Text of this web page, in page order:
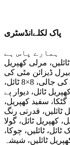
پاک لکلےانڈسٹری
ہمارے پاس ہے
مرلی کھپریل
بیرل ڈیزائن مٹی کی
ٹائلیں، سرخ رنگ کی چھت، جالی ٹائل، مٹی کی جالی، 8×8 ٹائل،
9 “انچ کھپریل ٹائل، 11” انچ کھپریل ٹائل، دیوار پے
سفید کھپریل،
قدرتی رنگ
کھپریل ٹائل، گولا
ٹائلیں، چوکا،
ٹائلیں، شیشہ